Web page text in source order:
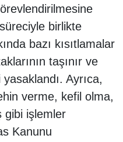
birlikte
bazı kısıtlamalar
taşınır ve
Ayrıca,
verme, kefil olma,
gibi işlemler
Kanunu